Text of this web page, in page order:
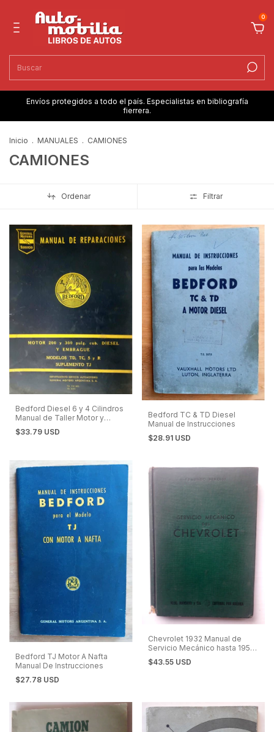
0
Envíos protegidos a todo el país. Especialistas en bibliografía
fierrera.
Inicio . MANUALES . CAMIONES
CAMIONES
Ordenar Filtrar
Bedford Diesel 6 y 4 Cilindros
Manual de Taller Motor y
Embrague
$33.79 USD
Bedford TC & TD Diesel
Manual de Instrucciones
$28.91 USD
Bedford TJ Motor A Nafta
Manual De Instrucciones
$27.78 USD
Chevrolet 1932 Manual de
Servicio Mecánico hasta 1950.
En Español.
$43.55 USD